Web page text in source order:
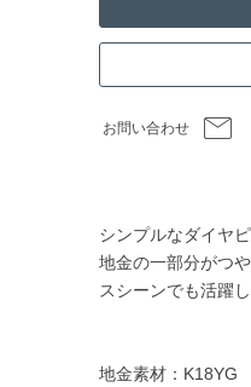
お問い合わせ
シンプルなダイヤ
地金の一部分がつ
スシーンでも活躍
地金素材：K18YG